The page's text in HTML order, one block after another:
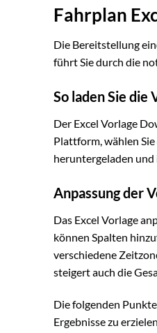
Fahrplan
Die Bereitstellung
führt Sie durch die
So laden Sie die
Der Excel Vorlage
Plattform, wählen
heruntergeladen
Anpassung der
Das Excel Vorlage
können Spalten
verschiedene
steigert auch die
Die folgenden
Ergebnisse zu